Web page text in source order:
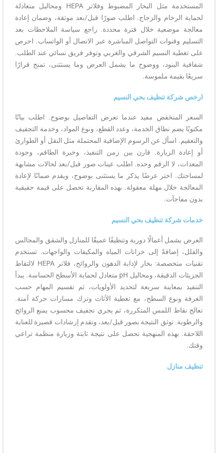
المستخدمة مثل البخار المضبوط وفلاتر HEPA ومحاليل متعادلة
والزجاج. اطلب صورًا قبل/بعد موثقة، وضمان إعادة
خلال فترة محددة. راجع سياسة الملاحظات بعد
التواصل المباشرة عبر الاتصال أو الواتساب. احرص
النسيم الشرقي والغربي وتوفر فريق نسائي عند الطلب.
ووضوح ما يشمل العرض وما يستثنى، تمنح قرارًا
ملموسة.
تنظيف بحي النسيم
مفيد عندما تعرض التفاصيل بوضوح. اطلب بيانًا
نطاق الخدمة، وعدد القطع، ونوع المواد، وخدمة التجفيف
اسأل عن الرسوم الإضافية المحتملة مثل النقل أو الطوارئ
الزيارة. قارن بين زمن التنفيذ، وخبرة الطاقم، وجودة
لا الرقم وحده. اطلب عينات صور قبل/بعد لحالات مشابهة
اختر عرضًا يذكر ما يستثنى بوضوح، ويقدم ضمانًا لإعادة
خلال مهلة معقولة. بهذه المقاربة تحصل على قيمة حقيقية
تنظيف بحي النسيم
أعمالًا دورية وتنظيفًا عميقًا للمنازل والشقق والمجالس
إلى خزانات المياه والمكيفات والواجهات. تستخدم
تقنيات متخصصة: بخار لإذابة الدهون والروائح، فلاتر HEPA لالتقاط
الجزيئات الدقيقة، ومحاليل pH متعادل لحماية الأسطح الحساسة. يبدأ
سريعة لتحديد الأولويات، ثم تقسيم المهام حسب
السطح، مع تغطية الأثاث وترك مسارات حركة آمنة.
اللمس المتكررة، ثم يجري تجفيف محسوب يمنع الروائح
توثق النتيجة بصور قبل/بعد، وتقدم إرشادات قصيرة للعناية
المنهجية تحصل على نتيجة ثابتة وزيارة منظمة تراعي